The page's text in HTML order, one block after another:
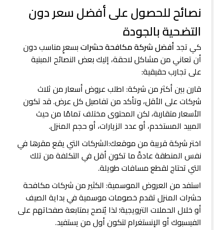
نصائح للحصول على أفضل سعر دون
التضحية بالجودة
كي تجدأفضل شركة مكافحة حشراتبسعرٍ مناسب دون
أن تعاني من مشاكل لاحقة، إليك بعض النصائح المبنية
على تجارب حقيقية:
قارن بين أكثر من شركة: اطلب عروض أسعار من ثلاث
شركات على الأقل، وتأكد من تفاصيل كل عرض. قد تكون
الأسعار متقاربة، لكن المحتوى مختلف تمامًا من حيث
المبيد المستخدم، أو عدد الزيارات، أو حجم المنزل.
اختر شركة قريبة من موقعك:الشركات التي يقع مقرها في
نفس المنطقة عادةً ما تكون أقل في التكلفة من تلك
التي تحتاج لقطع مسافات طويلة.
استفد من العروض الموسمية: الكثير من شركات مكافحة
حشرات المنزل تقدم خصومات موسمية في بداية الصيف
أو خلال الحملات الترويجية؛ لذا يُنصح بمتابعة صفحاتهم على
الفيسبوك أو الإنستغرام لتكون أول من يستفيد.